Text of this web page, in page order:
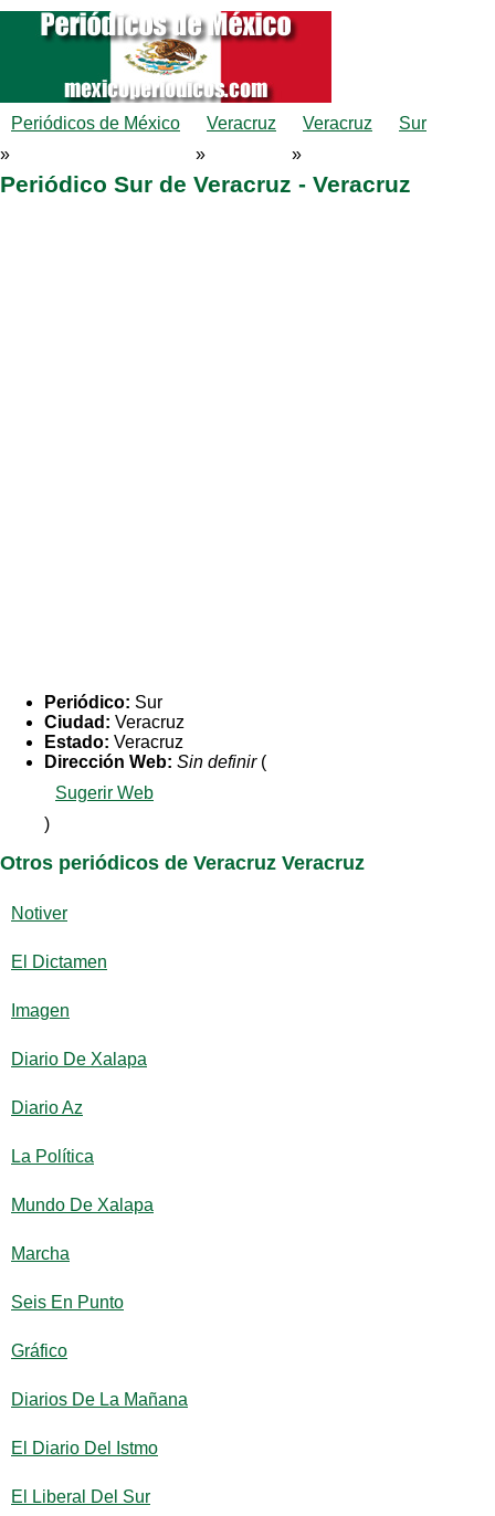
Periódicos de México
»
Veracruz
»
Veracruz
»
Sur
Periódico Sur de Veracruz - Veracruz
Periódico: Sur
Ciudad: Veracruz
Estado: Veracruz
Dirección Web: Sin definir(
Sugerir Web
)
Otros periódicos de Veracruz Veracruz
Notiver
El Dictamen
Imagen
Diario De Xalapa
Diario Az
La Política
Mundo De Xalapa
Marcha
Seis En Punto
Gráfico
Diarios De La Mañana
El Diario Del Istmo
El Liberal Del Sur